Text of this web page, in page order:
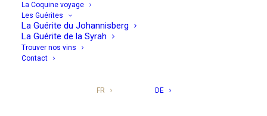
La Coquine voyage
Les Guérites
La Guérite du Johannisberg
La Guérite de la Syrah
Trouver nos vins
Contact
FR DE